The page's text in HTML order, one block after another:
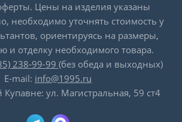
Цены на изделия указаны
необходимо уточнять стоимость у
ориентируясь на размеры,
и отделку необходимого товара.
238-99-99 (без обеда и выходных)
E-mail: info@1995.ru
Купавне: ул. Магистральная, 59 ст4